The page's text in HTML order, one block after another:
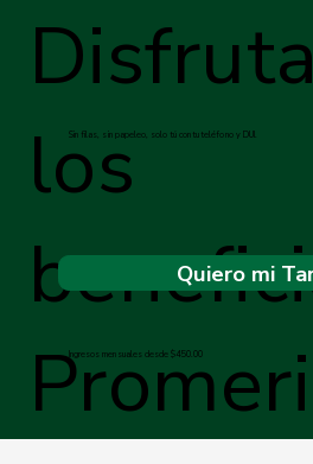
los
Sin filas, sin papeleo, solo tú con tu teléfono y DUI.
Quiero mi
Ingresos mensuales desde $450.00